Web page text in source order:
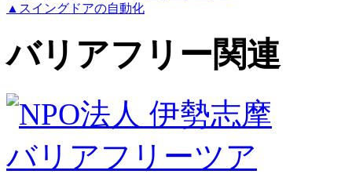
▲スイングドアの自動化
バリアフリー関連